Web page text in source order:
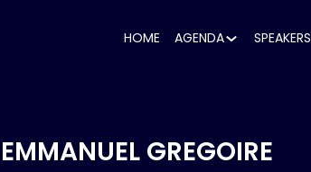
HOME AGENDA SPEAKERS
EMMANUEL GREGOIRE